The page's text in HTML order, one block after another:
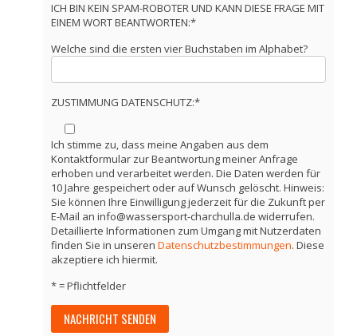
ICH BIN KEIN SPAM-ROBOTER UND KANN DIESE FRAGE MIT
EINEM WORT BEANTWORTEN:*
Welche sind die ersten vier Buchstaben im Alphabet?
ZUSTIMMUNG DATENSCHUTZ:*
Ich stimme zu, dass meine Angaben aus dem
Kontaktformular zur Beantwortung meiner Anfrage
erhoben und verarbeitet werden. Die Daten werden für
10 Jahre gespeichert oder auf Wunsch gelöscht. Hinweis:
Sie können Ihre Einwilligung jederzeit für die Zukunft per
E-Mail an info@wassersport-charchulla.de widerrufen.
Detaillierte Informationen zum Umgang mit Nutzerdaten
finden Sie in unserenDatenschutzbestimmungen. Diese
akzeptiere ich hiermit.
* = Pflichtfelder